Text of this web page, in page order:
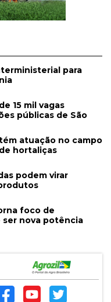
para
15 mil vagas
públicas de São
atuação no campo
hortaliças
podem virar
foco de
nova potência